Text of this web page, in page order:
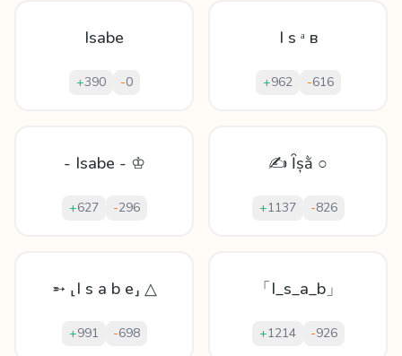
Isabe
+390 -0
I ѕ ᵃ в
+962 -616
- Isabe - ♔
+627 -296
✍ Ȋșằ ○
+1137 -826
➵ ⸤I s a b e⸥ △
+991 -698
「I_s_a_b」
+1214 -926